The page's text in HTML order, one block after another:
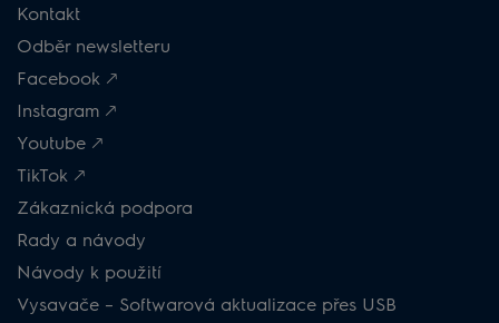
Kontakt
Odběr newsletteru
Facebook 🡕
Instagram 🡕
Youtube 🡕
TikTok 🡕
Zákaznická podpora
Rady a návody
Návody k použití
Vysavače – Softwarová aktualizace přes USB